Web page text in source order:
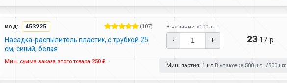
код: 453225 (107)
Насадка-распылитель пластик, с трубкой 25
см, синий, белая
Мин. сумма заказа этого товара 250 ₽.
В наличии >100 шт.
- + 23.17 р.
Мин. партия: 1 шт. В упаковке:500 шт. 500 шт.